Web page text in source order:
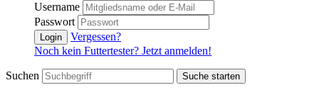
Username
Passwort
Login
Vergessen?
Noch kein Futtertester? Jetzt anmelden!
Suchen Suche starten